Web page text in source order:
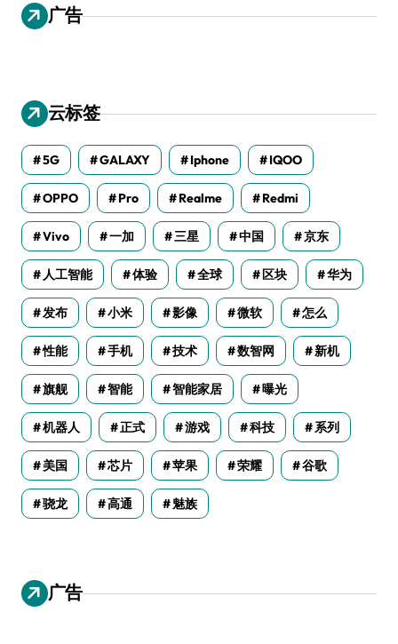
广告
云标签
5G GALAXY Iphone IQOO
OPPO Pro Realme Redmi
Vivo 一加 三星 中国 京东
人工智能 体验 全球 区块 华为
发布 小米 影像 微软 怎么
性能 手机 技术 数智网 新机
旗舰 智能 智能家居 曝光
机器人 正式 游戏 科技 系列
美国 芯片 苹果 荣耀 谷歌
骁龙 高通 魅族
广告